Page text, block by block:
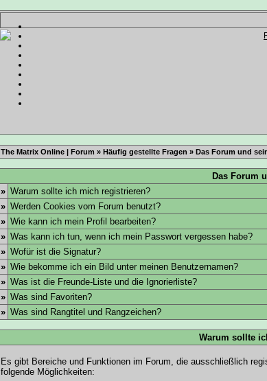
The Matrix Online | Forum » Häufig gestellte Fragen » Das Forum und
Das Forum
» Warum sollte ich mich registrieren?
» Werden Cookies vom Forum benutzt?
» Wie kann ich mein Profil bearbeiten?
» Was kann ich tun, wenn ich mein Passwort vergessen habe?
» Wofür ist die Signatur?
» Wie bekomme ich ein Bild unter meinen Benutzernamen?
» Was ist die Freunde-Liste und die Ignorierliste?
» Was sind Favoriten?
» Was sind Rangtitel und Rangzeichen?
Warum sollte
Es gibt Bereiche und Funktionen im Forum, die ausschließlich
folgende Möglichkeiten: